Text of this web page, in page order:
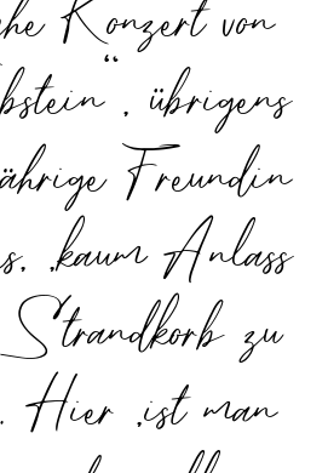
übrigens
Freundin
„kaum Anlass
zu
Hier „ist man